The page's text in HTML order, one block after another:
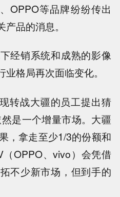
OPPO等品牌纷纷传出
品的消息。
经销系统和成熟的影像
格局再次面临变化。
转战大疆的员工提出猜
是一个增量市场。大疆
，拿走至少1/3的份额和
OPPO、vivo）会凭借
不少新市场，但到手的